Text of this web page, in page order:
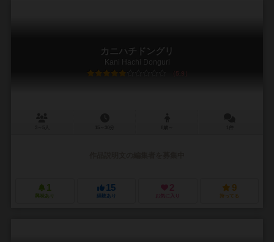
カニハチドングリ
Kani Hachi Donguri
5.9
1
興味あり
15
経験あり
2
お気に入り
9
持ってる